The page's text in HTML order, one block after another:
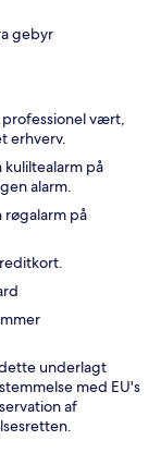
gebyr
vært,
erhverv.
på
alarm.
røgalarm på
underlagt
med EU's
af